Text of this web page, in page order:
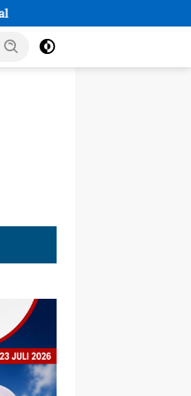
Polres Kebumen Siapkan Trainer